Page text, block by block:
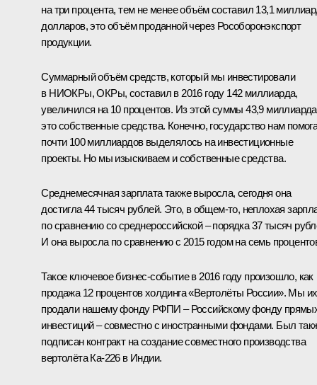
на три процента, тем не менее объём составил 13,1
долларов, это объём проданной через Рособоронэкспорт
продукции.
Суммарный объём средств, который мы инвестировали
в НИОКРы, ОКРы, составил в 2016 году 142 миллиарда,
увеличился на 10 процентов. Из этой суммы 43,9
это собственные средства. Конечно, государство нам
почти 100 миллиардов выделялось на инвестиционные
проекты. Но мы изыскиваем и собственные средства.
Среднемесячная зарплата также выросла, сегодня она
достигла 44 тысяч рублей. Это, в общем‑то, неплохая
по сравнению со среднероссийской – порядка 37 тысяч
И она выросла по сравнению с 2015 годом на семь
Такое ключевое бизнес-событие в 2016 году произошло, как
продажа 12 процентов холдинга «Вертолёты России». Мы их
продали нашему фонду РФПИ – Российскому фонду
инвестиций – совместно с иностранными фондами. Был
подписан контракт на создание совместного производства
вертолёта Ка‑226 в Индии.